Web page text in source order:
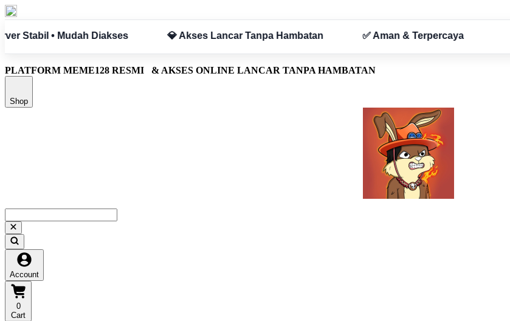
✅ Aman & Terpercaya
PLATFORM MEME128 RESMI & AKSES ONLINE LANCAR TANPA HAMBATAN
Shop
Account
0
Cart